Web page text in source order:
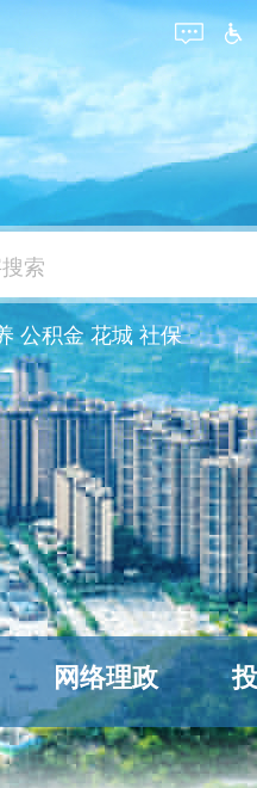
公积金 花城 社保
网络理政